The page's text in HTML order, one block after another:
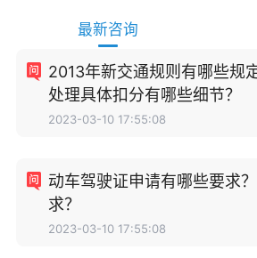
最新咨询
2013年新交通规则有哪些规
处理具体扣分有哪些细节？
2023-03-10 17:55:08
动车驾驶证申请有哪些要求
求？
2023-03-10 17:55:08